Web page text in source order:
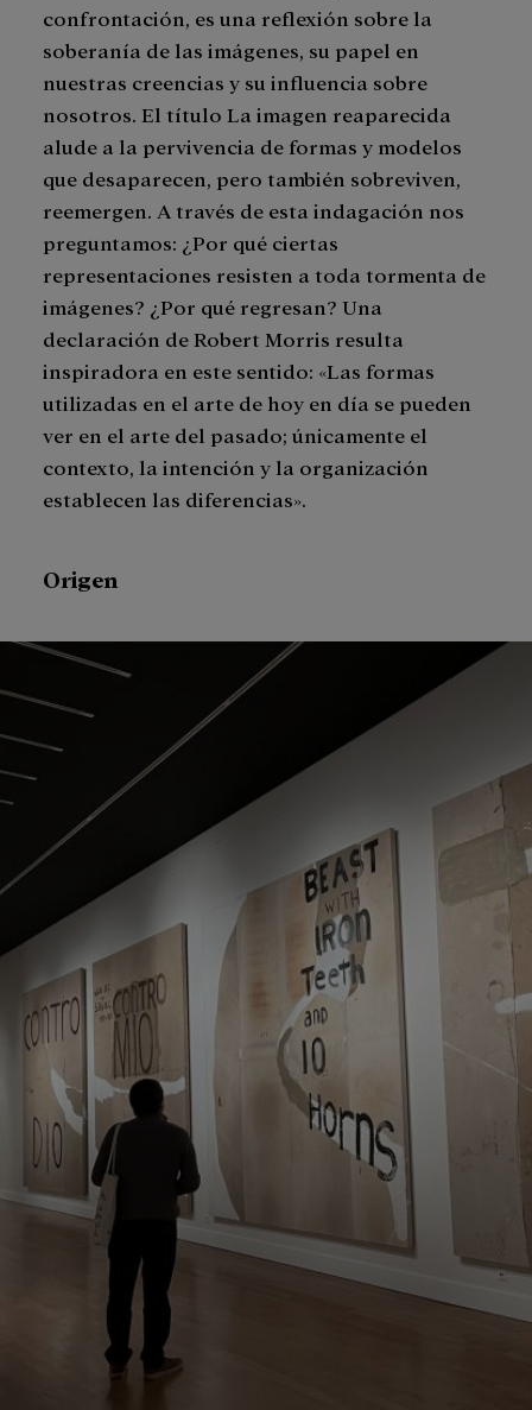
confrontación, es una reflexión sobre la
soberanía de las imágenes, su papel en
nuestras creencias y su influencia sobre
nosotros. El título La imagen reaparecida
alude a la pervivencia de formas y modelos
que desaparecen, pero también sobreviven,
reemergen. A través de esta indagación nos
preguntamos: ¿Por qué ciertas
representaciones resisten a toda tormenta de
imágenes? ¿Por qué regresan? Una
declaración de Robert Morris resulta
inspiradora en este sentido: «Las formas
utilizadas en el arte de hoy en día se pueden
ver en el arte del pasado; únicamente el
contexto, la intención y la organización
establecen las diferencias».
Origen